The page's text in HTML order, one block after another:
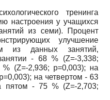
тренинга
настроения у учащихся
из семи). Процент
улучшение
из данных занятий,
- 68 % (Z=-3,338;
% (Z=-2,936; p=0,003); на
на четвертом - 63
пятом - 75 % (Z=-2,703;